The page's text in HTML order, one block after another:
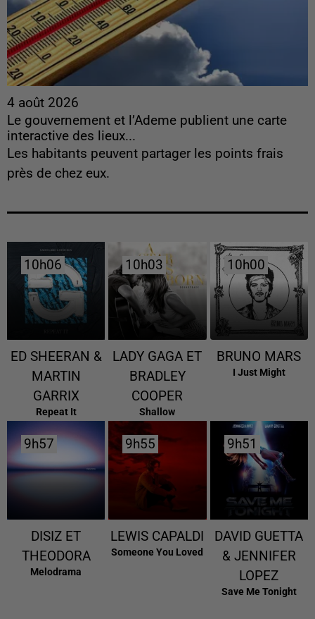
4 août 2026
Le gouvernement et l’Ademe publient une carte
interactive des lieux...
Les habitants peuvent partager les points frais
près de chez eux.
10h06
10h06
ED SHEERAN &
MARTIN
GARRIX
Repeat It
10h03
10h03
LADY GAGA ET
BRADLEY
COOPER
Shallow
10h00
10h00
BRUNO MARS
I Just Might
9h57
9h57
DISIZ ET
THEODORA
Melodrama
9h55
9h55
LEWIS CAPALDI
Someone You Loved
9h51
9h51
DAVID GUETTA
& JENNIFER
LOPEZ
Save Me Tonight